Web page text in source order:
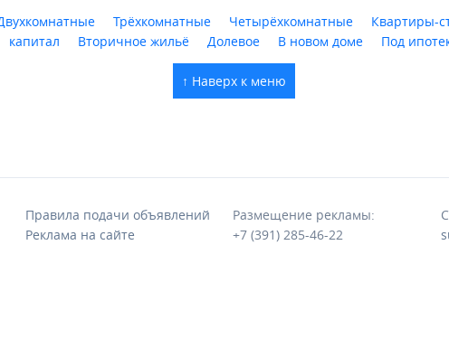
Трёхкомнатные Четырёхкомнатные Квартиры-
капитал
Вторичное жильё Долевое В новом доме Под
↑ Наверх к меню
Правила подачи объявлений
Реклама на сайте
Размещение рекламы:
+7 (391) 285-46-22